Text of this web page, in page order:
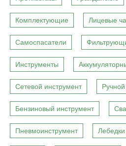
Комплектующие Лицевые
Самоспасатели
Инструменты
Сетевой инструмент
Бензиновый инструмент
Пневмоинструмент